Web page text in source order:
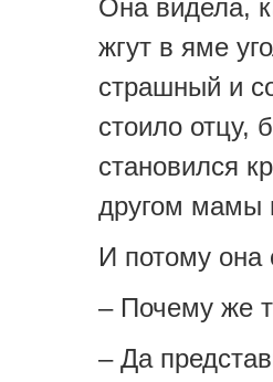
Она видела,
жгут в яме
страшный и
стоило отцу,
становился
другом мамы
И потому она
– Почему же
– Да